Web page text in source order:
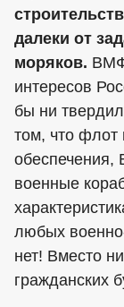
далеки от
моряков.
интересов
бы ни
том, что флот
военные
любых
нет! Вместо
гражданских